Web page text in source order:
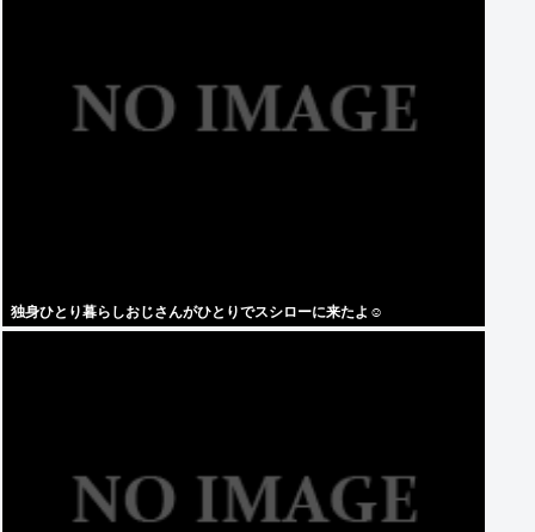
独身ひとり暮らしおじさんがひとりでスシローに来たよ☺